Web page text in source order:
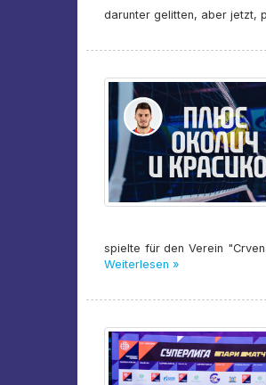
darunter gelitten, aber jetzt,
spielte für den Verein
Weiterlesen »